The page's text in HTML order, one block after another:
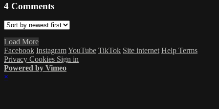
4 Comments
Load More
Facebook InstagramYouTube TikTok Site internet Help Terms
Privacy Cookies Sign in
Powered by Vimeo
×